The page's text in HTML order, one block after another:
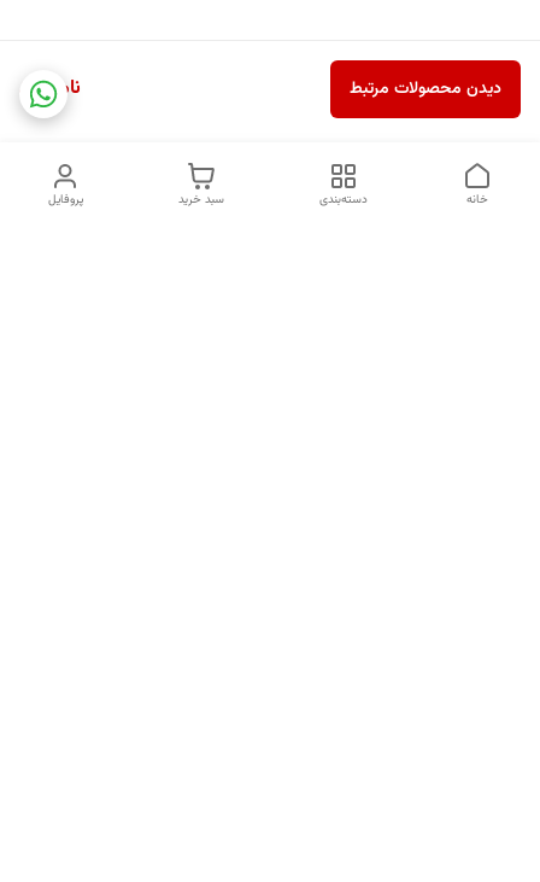
ناموجود دیدن محصولات مرتبط
پروفایل سبد خرید دسته‌بندی خانه